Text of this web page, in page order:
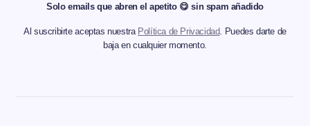
Solo emails que abren el apetito 😋 sin spam añadido
Al suscribirte aceptas nuestra Política de Privacidad. Puedes darte de
baja en cualquier momento.